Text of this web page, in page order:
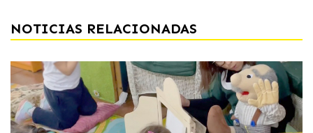
NOTICIAS RELACIONADAS